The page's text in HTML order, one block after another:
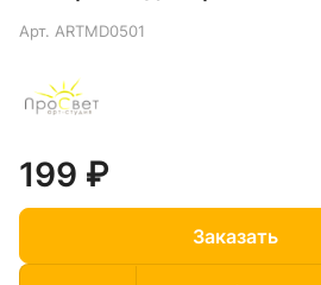
Арт. ARTMD0501
199 ₽
Заказать